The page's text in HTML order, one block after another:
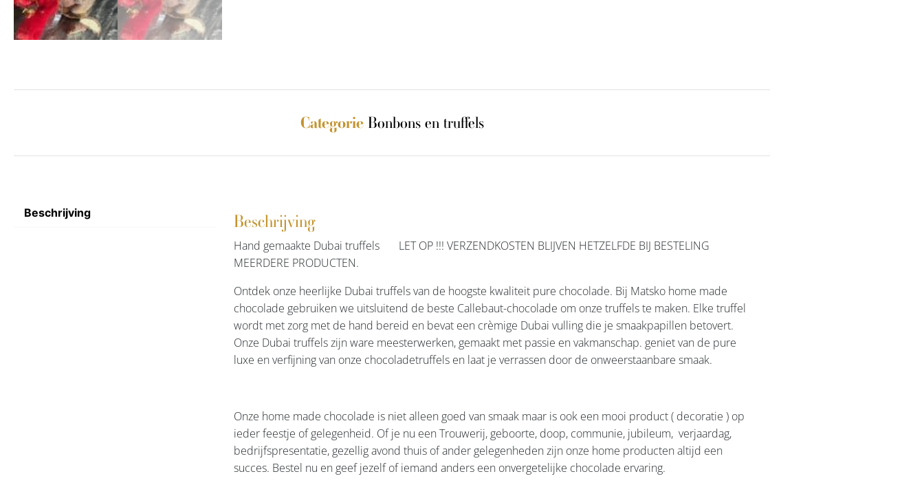
Categorie Bonbons en truffels
Beschrijving Beschrijving
Hand gemaakte Dubai truffels LET OP !!! VERZENDKOSTEN BLIJVEN HETZELFDE BIJ BESTELING
MEERDERE PRODUCTEN.
Ontdek onze heerlijke Dubai truffels van de hoogste kwaliteit pure chocolade. Bij Matsko home made
chocolade gebruiken we uitsluitend de beste Callebaut-chocolade om onze truffels te maken. Elke truffel
wordt met zorg met de hand bereid en bevat een crèmige Dubai vulling die je smaakpapillen betovert.
Onze Dubai truffels zijn ware meesterwerken, gemaakt met passie en vakmanschap. geniet van de pure
luxe en verfijning van onze chocoladetruffels en laat je verrassen door de onweerstaanbare smaak.
Onze home made chocolade is niet alleen goed van smaak maar is ook een mooi product ( decoratie ) op
ieder feestje of gelegenheid. Of je nu een Trouwerij, geboorte, doop, communie, jubileum, verjaardag,
bedrijfspresentatie, gezellig avond thuis of ander gelegenheden zijn onze home producten altijd een
succes. Bestel nu en geef jezelf of iemand anders een onvergetelijke chocolade ervaring.